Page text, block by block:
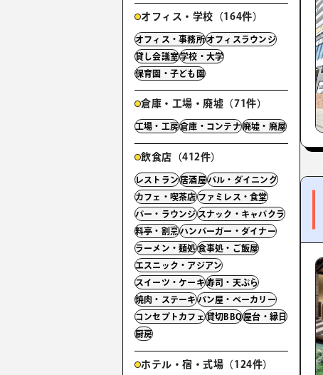
オフィス・学校（164件）
オフィス・事務所オフィスラウンジ
貸し会議室学校・大学
保育園・子ども園
倉庫・工場・廃墟（71件）
工場・工房倉庫・コンテナ廃墟・廃屋
飲食店（412件）
レストラン居酒屋バル・ダイニング
カフェ・喫茶店ファミレス・食堂
バー・ラウンジスナック・キャバクラ
料亭・割烹ハンバーガー・ダイナー
ラーメン・麺処食事処・ご飯屋
エスニック・アジアン
スイーツ・ケーキ寿司・天ぷら
焼肉・ステーキパン屋・ベーカリー
コンセプトカフェ貸切BBQ屋台・縁日
厨房
ホテル・宿・式場（124件）